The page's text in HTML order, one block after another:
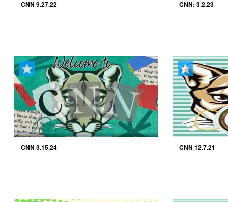
CNN 9.27.22 CNN: 3.2.23
CNN 3.15.24 CNN 12.7.21